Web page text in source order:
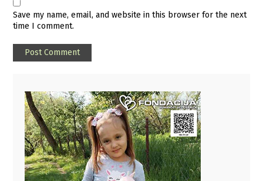
Save my name, email, and website in this browser for the next
time I comment.